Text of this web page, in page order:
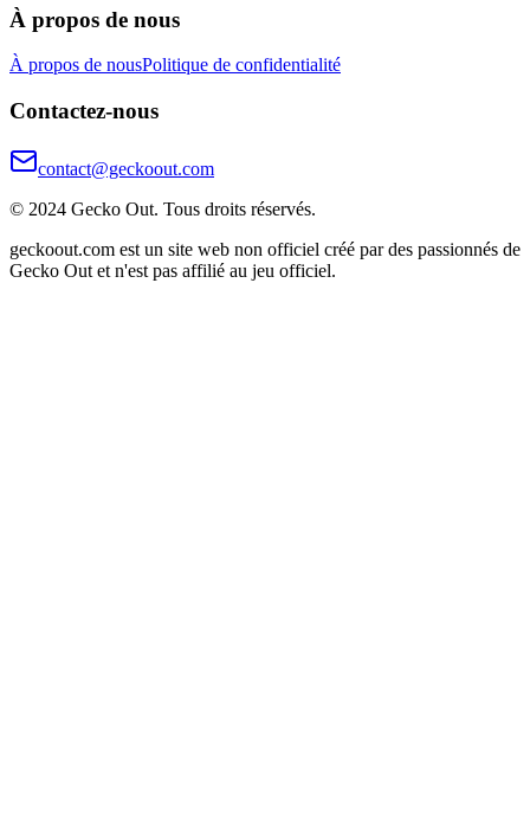
À propos de nous
À propos de nousPolitique de confidentialité
Contactez-nous
contact@geckoout.com
© 2024 Gecko Out. Tous droits réservés.
geckoout.com est un site web non officiel créé par des passionnés de
Gecko Out et n'est pas affilié au jeu officiel.